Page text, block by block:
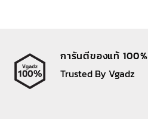
การันตีของแท้ 100%
Trusted By Vgadz